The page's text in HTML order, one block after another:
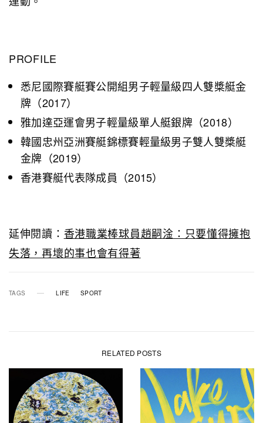
PROFILE
悉尼國際賽艇賽公開組男子輕量級四人雙槳艇金
牌（2017）
雅加達亞運會男子輕量級單人艇銀牌（2018）
韓國忠州亞洲賽艇錦標賽輕量級男子雙人雙槳艇
金牌（2019）
香港賽艇代表隊成員（2015）
延伸閱讀： 香港職業棒球員趙嗣淦：只要懂得擁抱
失落，再壞的事也會有得著
TAGS LIFE SPORT
RELATED POSTS